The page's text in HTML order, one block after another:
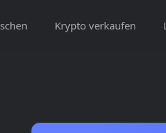
Krypto verkaufen